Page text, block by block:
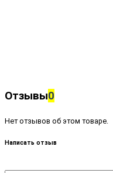
Отзывы0
Нет отзывов об этом товаре.
Написать отзыв